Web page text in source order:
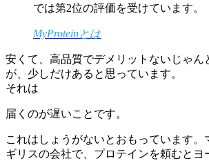
では第2位の評価を受けています。
MyProteinとは
安くて、高品質でデメリットないじゃん
が、少しだけあると思っています。
それは
届くのが遅いことです。
これはしょうがないとおもっています。
ギリスの会社で、プロテインを頼むとヨ